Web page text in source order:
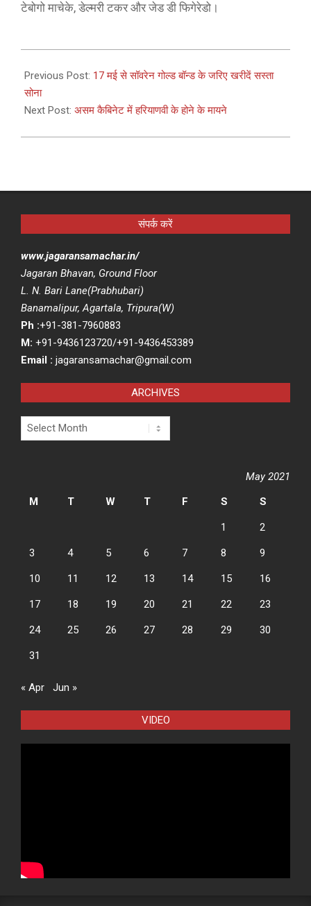
टेबोगो माचेके, डेल्मरी टकर और जेड डी फिगेरेडो।
05-
13
Previous Post: 17 मई से सॉवरेन गोल्ड बॉन्ड के जरिए खरीदें सस्ता
सोना
Next Post: असम कैबिनेट में हरियाणवी के होने के मायने
संपर्क करें
www.jagaransamachar.in/
Jagaran Bhavan, Ground Floor
L. N. Bari Lane(Prabhubari)
Banamalipur, Agartala, Tripura(W)
Ph :+91-381-7960883
M: +91-9436123720/+91-9436453389
Email : jagaransamachar@gmail.com
ARCHIVES
Archives
May 2021
M
T W T F S S
1 2
3 4 5 6 7 8 9
10 11 12 13 14 15 16
17 18 19 20 21 22 23
24 25 26 27 28 29 30
31
« Apr Jun »
VIDEO